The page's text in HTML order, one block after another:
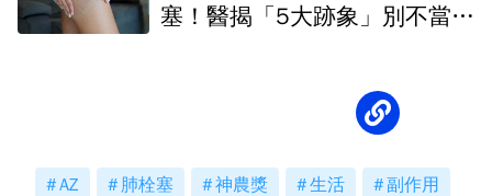
塞！醫揭「5大跡象」別不當一
AZ 肺栓塞 神農獎 生活 副作用